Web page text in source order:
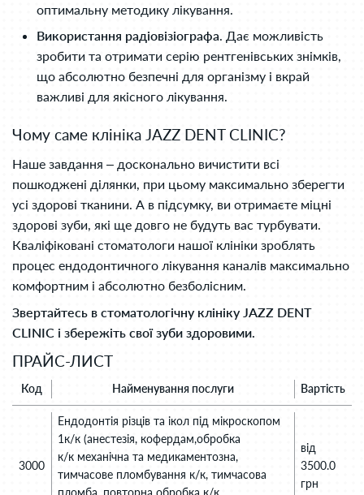
оптимальну методику лікування.
Використання радіовізіографа. Дає можливість
зробити та отримати серію рентгенівських знімків,
що абсолютно безпечні для організму і вкрай
важливі для якісного лікування.
Чому саме клініка JAZZ DENT CLINIC?
Наше завдання – досконально вичистити всі
пошкоджені ділянки, при цьому максимально зберегти
усі здорові тканини. А в підсумку, ви отримаєте міцні
здорові зуби, які ще довго не будуть вас турбувати.
Кваліфіковані стоматологи нашої клініки зроблять
процес ендодонтичного лікування каналів максимально
комфортним і абсолютно безболісним.
Звертайтесь в стоматологічну клініку JAZZ DENT
CLINIC і збережіть свої зуби здоровими.
ПРАЙС-ЛИСТ
Код Найменування послуги Вартість
3000
Ендодонтія різців та ікол під мікроскопом
1к/к (анестезія, кофердам,обробка
к/к механічна та медикаментозна,
тимчасове пломбування к/к, тимчасова
пломба, повторна обробка к/к,
від
3500.0
грн